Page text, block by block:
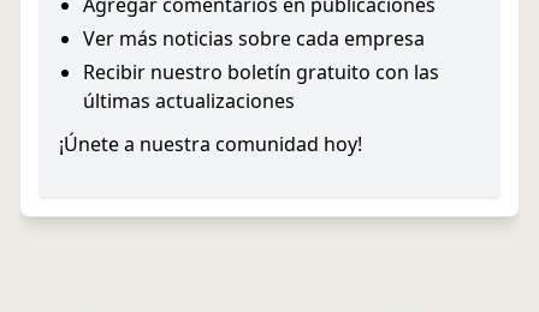
Ver más noticias sobre cada empresa
Recibir nuestro boletín gratuito con las
últimas actualizaciones
¡Únete a nuestra comunidad hoy!